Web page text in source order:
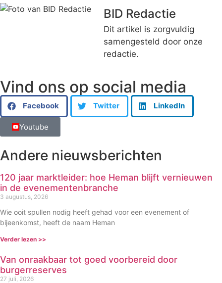
BID Redactie
Dit artikel is zorgvuldig
samengesteld door onze
redactie.
Vind ons op social media
Facebook Twitter LinkedIn
Youtube
Andere nieuwsberichten
120 jaar marktleider: hoe Heman blijft vernieuwen
in de evenementenbranche
3 augustus, 2026
Wie ooit spullen nodig heeft gehad voor een evenement of
bijeenkomst, heeft de naam Heman
Verder lezen >>
Van onraakbaar tot goed voorbereid door
burgerreserves
27 juli, 2026